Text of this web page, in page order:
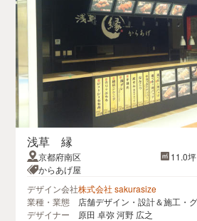
浅草 縁
京都府南区
11.0坪
からあげ屋
デザイン会社株式会社 sakurasize
業種・業態
店舗デザイン・設計＆施工・
デザイナー
原田 卓弥 河野 広之